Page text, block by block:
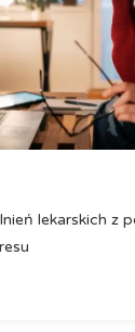
lekarskich z